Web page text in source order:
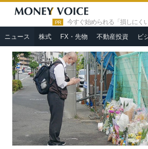
PR 今すぐ始められる「損しにく
ニュース 株式 FX・先物 不動産投資 ビ
HOME » ニュース »
政府とマスコミが「
ける限り、惨劇の連鎖が止まらない明確な理由